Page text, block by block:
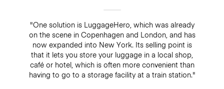
"One solution is LuggageHero, which was already
on the scene in Copenhagen and London, and has
now expanded into New York. Its selling point is
that it lets you store your luggage in a local shop,
café or hotel, which is often more convenient than
having to go to a storage facility at a train station."